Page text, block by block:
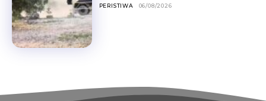
PERISTIWA 06/08/2026